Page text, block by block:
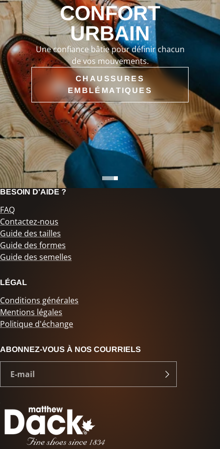
CONFORT
URBAIN
Une confiance bâtie pour définir chacun
de vos mouvements.
CHAUSSURES
EMBLÉMATIQUES
BESOIN D'AIDE ?
FAQ
Contactez-nous
Guide des tailles
Guide des formes
Guide des semelles
LÉGAL
Conditions générales
Mentions légales
Politique d'échange
ABONNEZ-VOUS À NOS COURRIELS